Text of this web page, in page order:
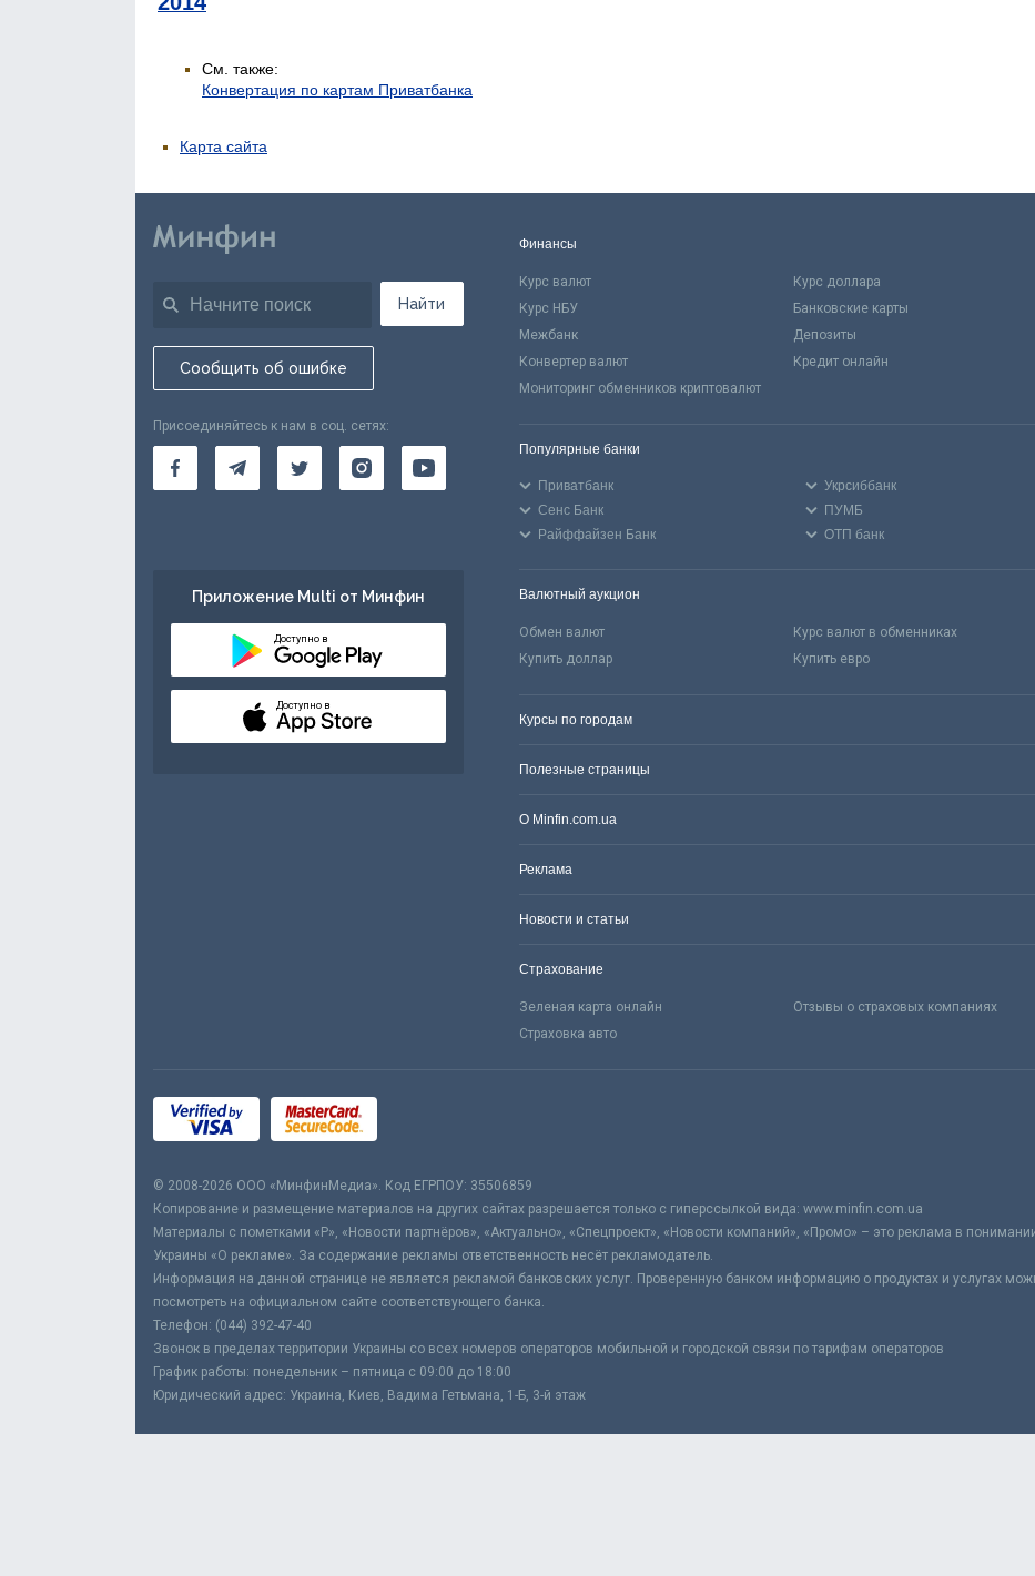
См. также:
Конвертация по картам Приватбанка
Карта сайта
Найти
Сообщить об ошибке
Присоединяйтесь к нам в соц. сетях:
Приложение Multi от Минфин
Доступно в
Доступно в
Финансы
Курс валют Курс доллара
Курс НБУ
Банковские карты
Межбанк
Депозиты
Конвертер валют
Кредит онлайн
Мониторинг обменников криптовалют
Популярные банки
Приватбанк Укрсиббанк
Сенс Банк
ПУМБ
Райффайзен Банк
ОТП банк
Валютный аукцион
Обмен валют Курс валют в обменниках
Купить доллар
Купить евро
Курсы по городам
Полезные страницы
О Minfin.com.ua
Реклама
Новости и статьи
Страхование
Зеленая карта онлайн Отзывы о страховых компаниях
Страховка авто
© 2008-2026 ООО «МинфинМедиа». Код ЕГРПОУ: 35506859
Копирование и размещение материалов на других сайтах разрешается только с гиперссылкой вида: www.minfin.com.ua
Материалы с пометками «Р», «Новости партнёров», «Актуально», «Спецпроект», «Новости компаний», «Промо» – это реклама в
Украины «О рекламе». За содержание рекламы ответственность несёт рекламодатель.
Информация на данной странице не является рекламой банковских услуг. Проверенную банком информацию о продуктах и услугах
посмотреть на официальном сайте соответствующего банка.
Телефон: (044) 392-47-40
Звонок в пределах территории Украины со всех номеров операторов мобильной и городской связи по тарифам операторов
График работы: понедельник – пятница с 09:00 до 18:00
Юридический адрес: Украина, Киев, Вадима Гетьмана, 1-Б, 3-й этаж